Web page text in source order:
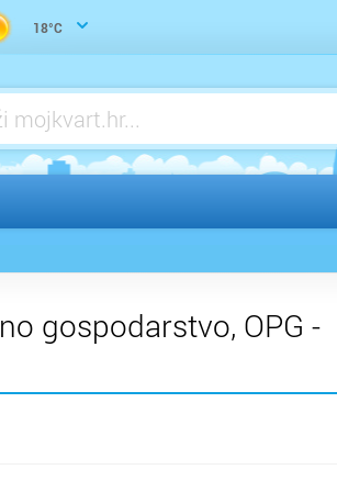
18°C
gospodarstvo, OPG -